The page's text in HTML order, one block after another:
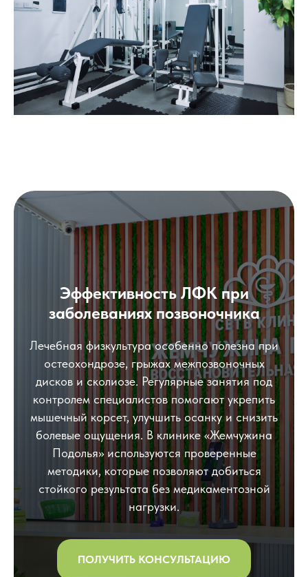
Эффективность ЛФК при
заболеваниях позвоночника
Лечебная физкультура особенно полезна при
остеохондрозе, грыжах межпозвоночных
дисков и сколиозе. Регулярные занятия под
контролем специалистов помогают укрепить
мышечный корсет, улучшить осанку и снизить
болевые ощущения. В клинике «Жемчужина
Подолья» используются проверенные
методики, которые позволяют добиться
стойкого результата без медикаментозной
нагрузки.
ПОЛУЧИТЬ КОНСУЛЬТАЦИЮ